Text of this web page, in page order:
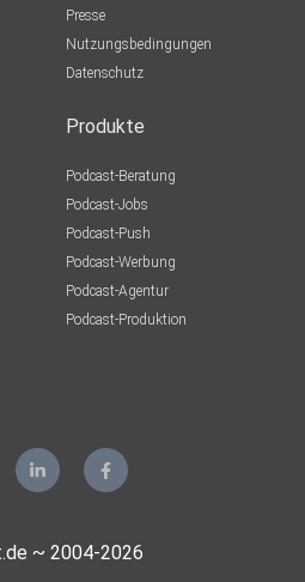
Presse
Nutzungsbedingungen
Datenschutz
Produkte
Podcast-Beratung
Podcast-Jobs
Podcast-Push
Podcast-Werbung
Podcast-Agentur
Podcast-Produktion
~ 2004-2026